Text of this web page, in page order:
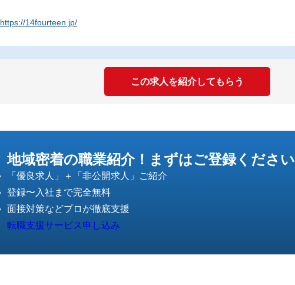
https://14fourteen.jp/
この求人を紹介してもらう
地域密着の職業紹介！ まずはご登録ください
「優良求人」＋「非公開求人」ご紹介
登録〜入社まで完全無料
面接対策などプロが徹底支援
転職支援サービス申し込み